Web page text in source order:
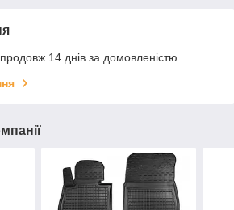
14 днів за домовленістю